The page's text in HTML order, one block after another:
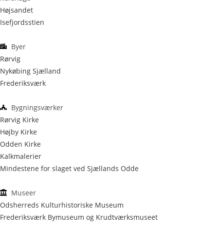
Højsandet
Isefjordsstien
Byer
Rørvig
Nykøbing Sjælland
Frederiksværk
Bygningsværker
Rørvig Kirke
Højby Kirke
Odden Kirke
Kalkmalerier
Mindestene for slaget ved Sjællands Odde
Museer
Odsherreds Kulturhistoriske Museum
Frederiksværk Bymuseum og Krudtværksmuseet